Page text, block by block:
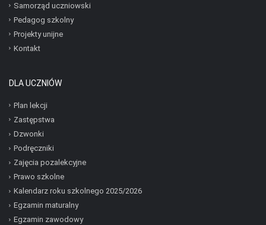
Samorząd uczniowski
Pedagog szkolny
Projekty unijne
Kontakt
DLA UCZNIÓW
Plan lekcji
Zastępstwa
Dzwonki
Podręczniki
Zajęcia pozalekcyjne
Prawo szkolne
Kalendarz roku szkolnego 2025/2026
Egzamin maturalny
Egzamin zawodowy